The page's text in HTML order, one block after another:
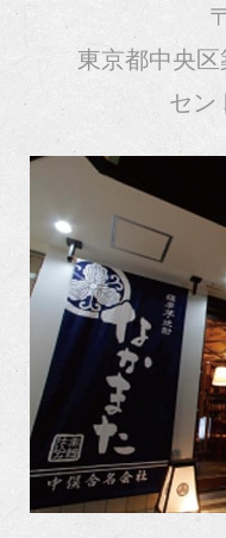
東京都中央
セン